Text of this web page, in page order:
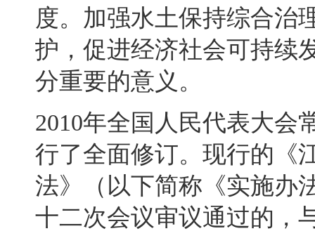
度。加强水土保持综合治
护，促进经济社会可持续
分重要的意义 。
2010年全国人民代表大会
行了全面修订。 现行的《
法》（以下简称《实施办
十二次会议审议通过的 ，